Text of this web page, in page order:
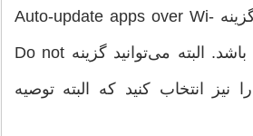
اطمینان حاصل کنید گزینه Auto-update apps over Wi-
Fi only انتخاب شده باشد. البته می‌توانید گزینه Do not
auto-update apps را نیز انتخاب کنید که البته توصیه